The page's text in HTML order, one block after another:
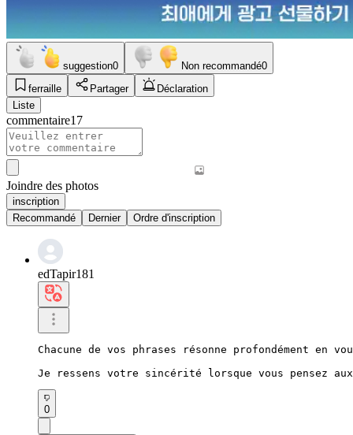
suggestion0 Non recommandé0
ferraille
Partager
Déclaration
Liste
commentaire17
Joindre des photos
inscription
Recommandé
Dernier Ordre d'inscription
edTapir181
Chacune de vos phrases résonne profondément en
Je ressens votre sincérité lorsque vous pensez
0